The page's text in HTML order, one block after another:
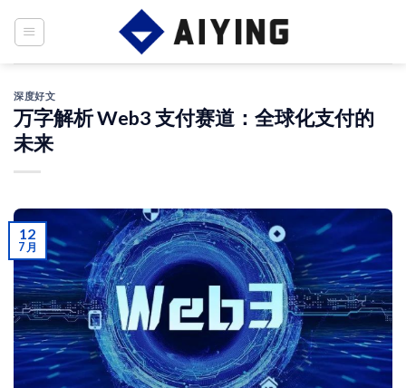
深度好文
万字解析 Web3 支付赛道：全球化支付的
未来
12
7 月